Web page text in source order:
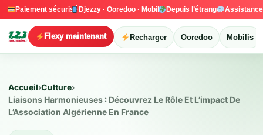
Paiement sécurisé Djezzy · Ooredoo · Mobilis Depuis l’étranger
Recharger Ooredoo Mobilis
Flexy maintenant
Accueil›Culture›
Liaisons Harmonieuses : Découvrez Le Rôle Et L’impact De
L’Association Algérienne En France